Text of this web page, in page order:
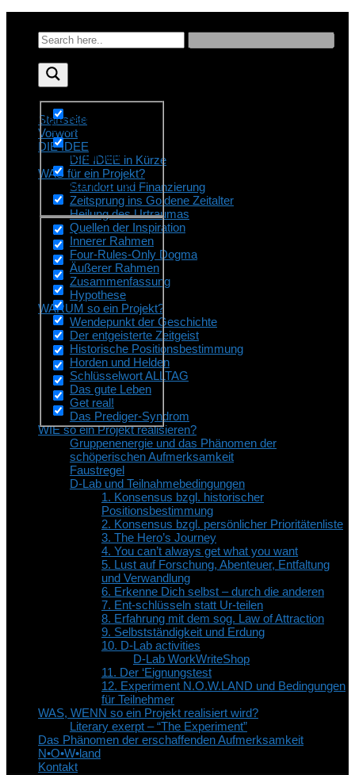
content
More results...
Exact matches only
Search in title
Search in content
Startseite
Vorwort
DIE IDEE
DIE IDEE in Kürze
WAS für ein Projekt?
Standort und Finanzierung
Zeitsprung ins Goldene Zeitalter
Heilung des Urtraumas
Quellen der Inspiration
Innerer Rahmen
Four-Rules-Only Dogma
Äußerer Rahmen
Zusammenfassung
Hypothese
WARUM so ein Projekt?
Wendepunkt der Geschichte
Der entgeisterte Zeitgeist
Historische Positionsbestimmung
Horden und Helden
Schlüsselwort ALLTAG
Das gute Leben
Get real!
Das Prediger-Syndrom
WIE so ein Projekt realisieren?
Gruppenenergie und das Phänomen der
schöperischen Aufmerksamkeit
Faustregel
D-Lab und Teilnahmebedingungen
1. Konsensus bzgl. historischer
Positionsbestimmung
2. Konsensus bzgl. persönlicher Prioritätenliste
3. The Hero’s Journey
4. You can’t always get what you want
5. Lust auf Forschung, Abenteuer, Entfaltung
und Verwandlung
6. Erkenne Dich selbst – durch die anderen
7. Ent-schlüsseln statt Ur-teilen
8. Erfahrung mit dem sog. Law of Attraction
9. Selbstständigkeit und Erdung
10. D-Lab activities
D-Lab WorkWriteShop
11. Der ‘Eignungstest
12. Experiment N.O.W.LAND und Bedingungen
für Teilnehmer
WAS, WENN so ein Projekt realisiert wird?
Literary exerpt – “The Experiment”
Das Phänomen der erschaffenden Aufmerksamkeit
N•O•W•land
Kontakt